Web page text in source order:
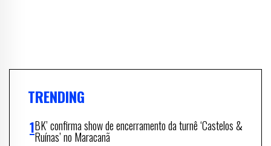
TRENDING
BK’ confirma show de encerramento da turnê ‘Castelos &
Ruínas’ no Maracanã